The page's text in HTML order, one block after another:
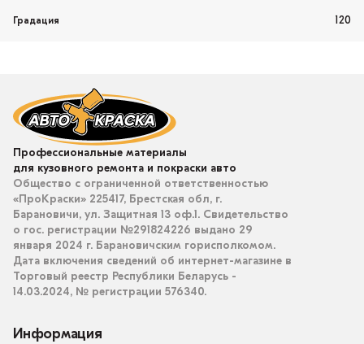
Градация 120
Профессиональные материалы
для кузовного ремонта и покраски авто
Общество с ограниченной ответственностью
«ПроКраски» 225417, Брестская обл, г.
Барановичи, ул. Защитная 13 оф.1. Свидетельство
о гос. регистрации №291824226 выдано 29
января 2024 г. Барановичским горисполкомом.
Дата включения сведений об интернет-магазине в
Торговый реестр Республики Беларусь -
14.03.2024, № регистрации 576340.
Информация